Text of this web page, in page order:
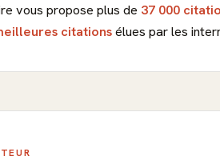
vous propose plus de 37 000
citationsélues par les